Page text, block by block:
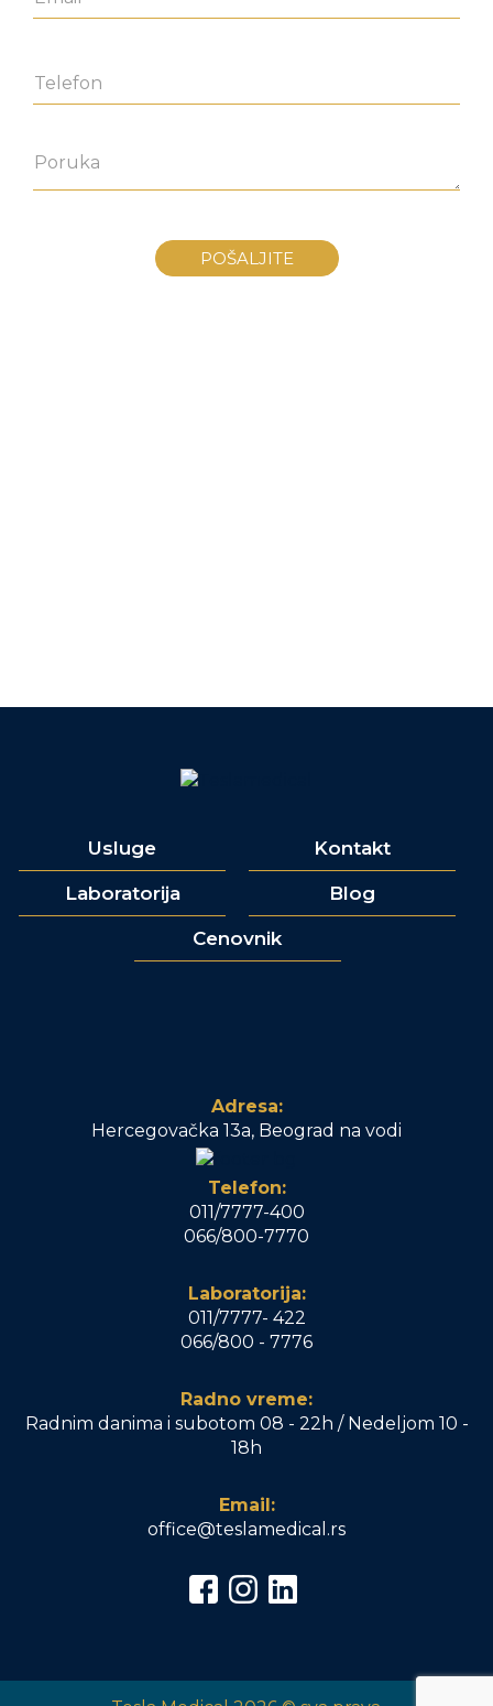
Usluge Kontakt
Laboratorija Blog
Cenovnik
Adresa:
Hercegovačka 13a, Beograd na vodi
Telefon:
011/7777-400
066/800-7770
Laboratorija:
011/7777- 422
066/800 - 7776
Radno vreme:
Radnim danima i subotom 08 - 22h / Nedeljom 10 -
18h
Email:
office@teslamedical.rs